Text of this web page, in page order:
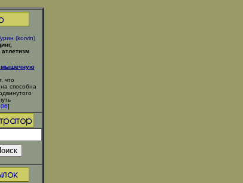
(korvin)
мышечную
что
способна
]